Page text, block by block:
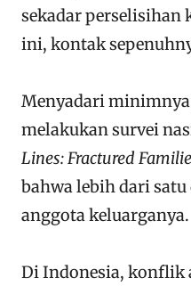
sekadar perselisihan
ini, kontak
Menyadari
melakukan survei
Lines: Fractured
bahwa lebih dari
anggota keluarganya.
Di Indonesia, konflik